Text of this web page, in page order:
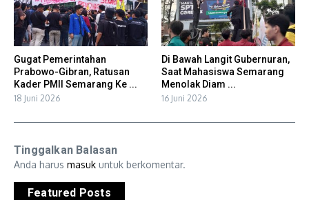
Gugat Pemerintahan
Prabowo-Gibran, Ratusan
Kader PMII Semarang Ke ...
18 Juni 2026
Di Bawah Langit Gubernuran,
Saat Mahasiswa Semarang
Menolak Diam ...
16 Juni 2026
Tinggalkan Balasan
Anda harus masuk untuk berkomentar.
Featured Posts